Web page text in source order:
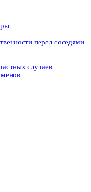
перед соседями
случаев